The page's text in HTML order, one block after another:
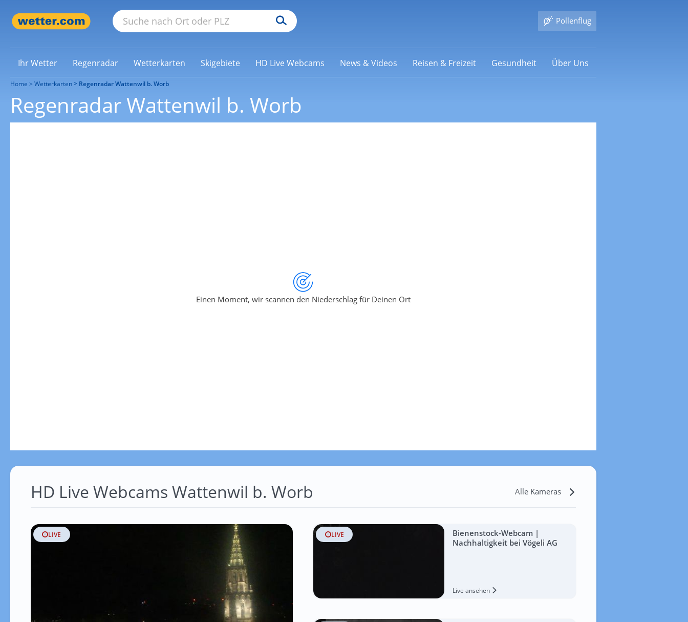
Pollenflug
Ihr Wetter Regenradar Wetterkarten Skigebiete HD Live Webcams News & Videos Reisen & Freizeit Gesundheit Über Uns
Home Wetterkarten Regenradar Wattenwil b. Worb
Regenradar Wattenwil b. Worb
Einen Moment, wir scannen den Niederschlag für Deinen Ort
HD Live Webcams Wattenwil b. Worb Alle Kameras
LIVE LIVE
Bienenstock-Webcam |
Nachhaltigkeit bei Vögeli AG
Live ansehen